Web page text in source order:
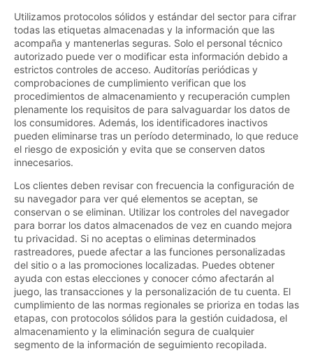
Utilizamos protocolos sólidos y estándar del sector para cifrar
todas las etiquetas almacenadas y la información que las
acompaña y mantenerlas seguras. Solo el personal técnico
autorizado puede ver o modificar esta información debido a
estrictos controles de acceso. Auditorías periódicas y
comprobaciones de cumplimiento verifican que los
procedimientos de almacenamiento y recuperación cumplen
plenamente los requisitos de para salvaguardar los datos de
los consumidores. Además, los identificadores inactivos
pueden eliminarse tras un período determinado, lo que reduce
el riesgo de exposición y evita que se conserven datos
innecesarios.
Los clientes deben revisar con frecuencia la configuración de
su navegador para ver qué elementos se aceptan, se
conservan o se eliminan. Utilizar los controles del navegador
para borrar los datos almacenados de vez en cuando mejora
tu privacidad. Si no aceptas o eliminas determinados
rastreadores, puede afectar a las funciones personalizadas
del sitio o a las promociones localizadas. Puedes obtener
ayuda con estas elecciones y conocer cómo afectarán al
juego, las transacciones y la personalización de tu cuenta. El
cumplimiento de las normas regionales se prioriza en todas las
etapas, con protocolos sólidos para la gestión cuidadosa, el
almacenamiento y la eliminación segura de cualquier
segmento de la información de seguimiento recopilada.